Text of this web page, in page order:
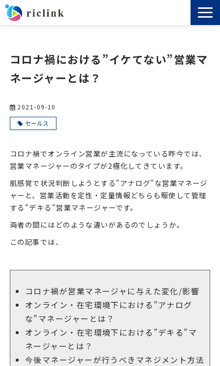
料金
セミナー
ノウハウ
お役立ち資料
よくあるご質問
コロナ禍における”イケてない”営業マ
ネージャーとは？
2021-09-10
セールス
コロナ禍でオンライン営業が主流になっている昨今では、
営業マネージャーのタイプが2極化してきています。
肌感覚で状況判断しようとする"アナログ"な営業マネージ
ャーと、営業活動を定性・定量情報どちらも駆使して管理
する"デキる"営業マネージャーです。
両者の間にはどのような違いがあるのでしょうか。
この記事では、
コロナ禍が営業マネージャに与えた変化/影響
オンライン・在宅環境下における”アナログ
な”マネージャーとは？
オンライン・在宅環境下における”デキる”マ
ネージャーとは？
今後マネージャーが行うべきマネジメント方法